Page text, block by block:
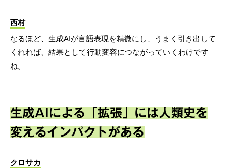
西村
なるほど、生成AIが言語表現を精微にし、うまく引き出して
くれれば、結果として行動変容につながっていくわけです
ね。
生成AIによる「拡張」には人類史を
変えるインパクトがある
クロサカ